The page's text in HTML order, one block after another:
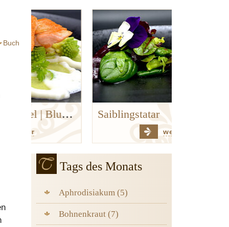
Buch
Saiblingstatar
Tags des Monats
Aphrodisiakum (5)
Bohnenkraut (7)